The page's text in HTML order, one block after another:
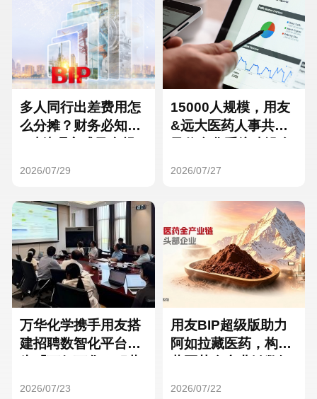
Turkey
Hungary Mexico
Hong Kong Macau
多人同行出差费用怎
么分摊？财务必知的
2026/07/29
15000人规模，用友
&远大医药人事共享
2026/07/27
万华化学携手用友搭
建招聘数智化平台，
2026/07/23
用友BIP超级版助力
阿如拉藏医药，构建
2026/07/22